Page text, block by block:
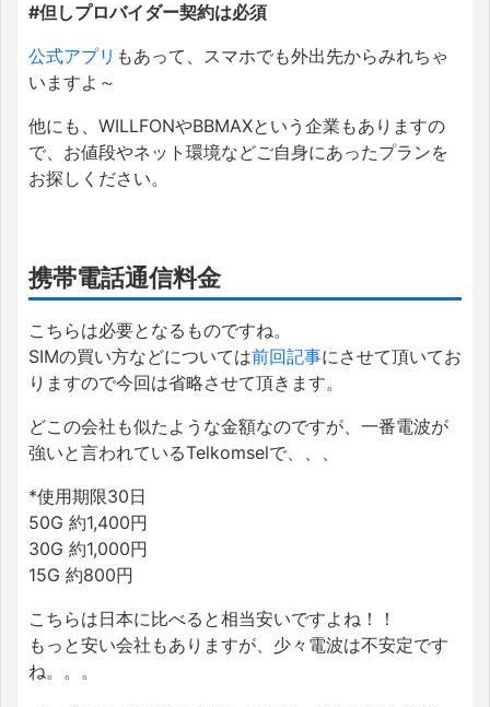
#但しプロバイダー契約は必須
公式アプリ もあって、スマホでも外出先からみれちゃ
いますよ～
他にも、WILLFONやBBMAXという企業もありますの
で、お値段やネット環境などご自身にあったプランを
お探しください。
携帯電話通信料金
こちらは必要となるものですね。
SIMの買い方などについては前回記事にさせて頂いてお
りますので今回は省略させて頂きます。
どこの会社も似たような金額なのですが、一番電波が
強いと言われているTelkomselで、、、
*使用期限30日
50G 約1,400円
30G 約1,000円
15G 約800円
こちらは日本に比べると相当安いですよね！！
もっと安い会社もありますが、少々電波は不安定です
ね。。。